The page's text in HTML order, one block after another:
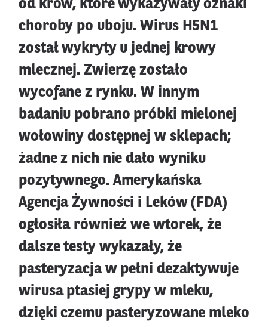
od krów, które wykazywały oznaki
choroby po uboju. Wirus H5N1
został wykryty u jednej krowy
mlecznej. Zwierzę zostało
wycofane z rynku. W innym
badaniu pobrano próbki mielonej
wołowiny dostępnej w sklepach;
żadne z nich nie dało wyniku
pozytywnego. Amerykańska
Agencja Żywności i Leków (FDA)
ogłosiła również we wtorek, że
dalsze testy wykazały, że
pasteryzacja w pełni dezaktywuje
wirusa ptasiej grypy w mleku,
dzięki czemu pasteryzowane mleko